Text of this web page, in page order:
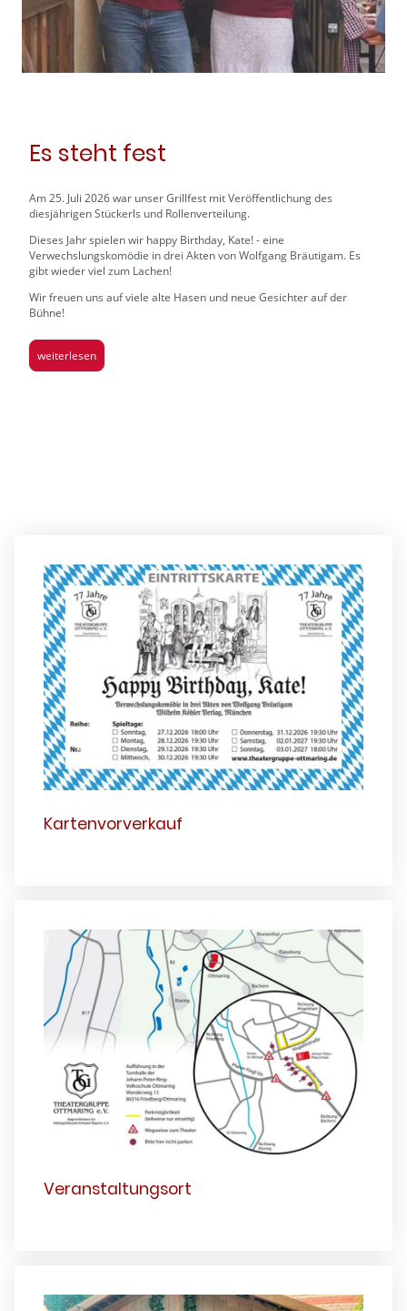
Es steht fest
Am 25. Juli 2026 war unser Grillfest mit Veröffentlichung des
diesjährigen Stückerls und Rollenverteilung.
Dieses Jahr spielen wir happy Birthday, Kate! - eine
Verwechslungskomödie in drei Akten von Wolfgang Bräutigam. Es
gibt wieder viel zum Lachen!
Wir freuen uns auf viele alte Hasen und neue Gesichter auf der
Bühne!
weiterlesen
Kartenvorverkauf
Veranstaltungsort